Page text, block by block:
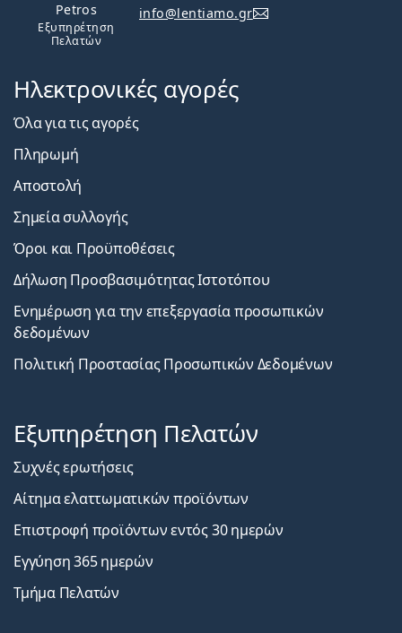
Petros
Εξυπηρέτηση
Πελατών
info@lentiamo.gr
Ηλεκτρονικές αγορές
Όλα για τις αγορές
Πληρωμή
Αποστολή
Σημεία συλλογής
Όροι και Προϋποθέσεις
Δήλωση Προσβασιμότητας Ιστοτόπου
Ενημέρωση για την επεξεργασία προσωπικών
δεδομένων
Πολιτική Προστασίας Προσωπικών Δεδομένων
Εξυπηρέτηση Πελατών
Συχνές ερωτήσεις
Αίτημα ελαττωματικών προϊόντων
Επιστροφή προϊόντων εντός 30 ημερών
Εγγύηση 365 ημερών
Τμήμα Πελατών